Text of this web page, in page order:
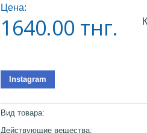
Цена:
1640.00 тнг.
Instagram
Вид товара:
Действующие вещества: